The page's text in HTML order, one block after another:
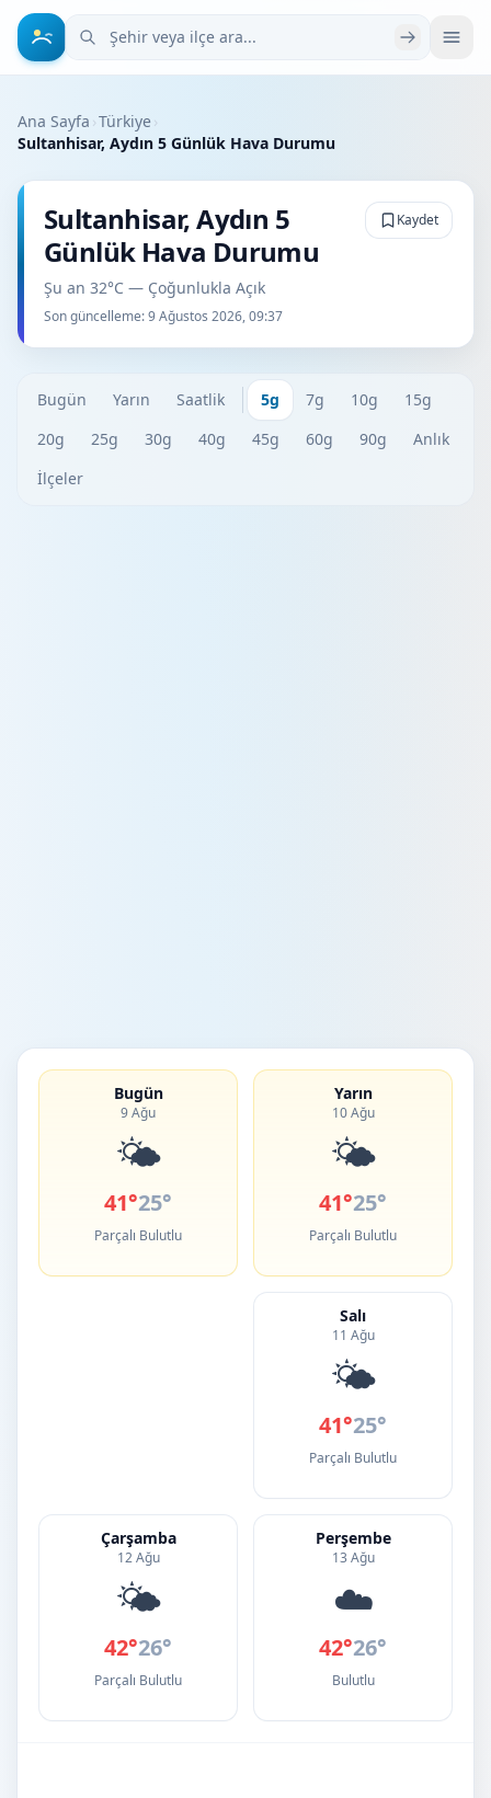
Şehir veya ilçe ara
Ana Sayfa ›Türkiye›
Sultanhisar, Aydın 5 Günlük Hava Durumu
Sultanhisar, Aydın 5
Günlük Hava Durumu
Şu an 32°C — Çoğunlukla Açık
Son güncelleme:9 Ağustos 2026, 09:37
Kaydet
Bugün Yarın Saatlik 5g 7g 10g
15g
20g
25g 30g 40g 45g 60g 90g
Anlık
İlçeler
Bugün
9 Ağu
🌤️
41°25°
Parçalı Bulutlu
Yarın
10 Ağu
🌤️
41°25°
Parçalı Bulutlu
Salı
11 Ağu
🌤️
41°25°
Parçalı Bulutlu
Çarşamba
12 Ağu
🌤️
42°26°
Parçalı Bulutlu
Perşembe
13 Ağu
☁️
42°26°
Bulutlu